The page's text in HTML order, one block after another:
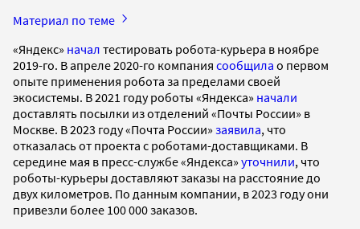
Материал по теме
«Яндекс» начал тестировать робота-курьера в ноябре
2019-го. В апреле 2020-го компания сообщила о первом
опыте применения робота за пределами своей
экосистемы. В 2021 году роботы «Яндекса» начали
доставлять посылки из отделений «Почты России» в
Москве. В 2023 году «Почта России» заявила, что
отказалась от проекта с роботами-доставщиками. В
середине мая в пресс-службе «Яндекса» уточнили, что
роботы-курьеры доставляют заказы на расстояние до
двух километров. По данным компании, в 2023 году они
привезли более 100 000 заказов.